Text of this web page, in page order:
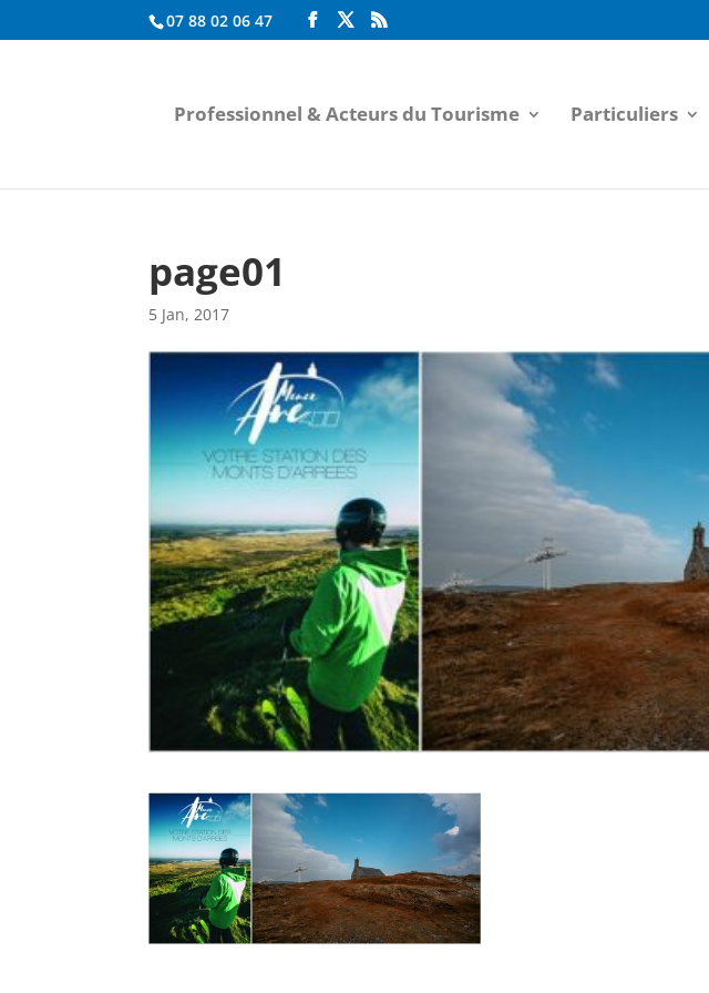
07 88 02 06 47
Professionnel & Acteurs du Tourisme Particuliers
page01
5 Jan, 2017